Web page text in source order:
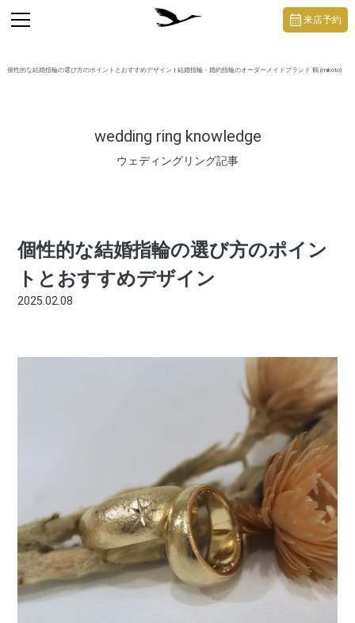
個性的な結婚指輪の選び方のポイントとおすすめデザイン | 結婚指輪・婚約指輪のオーダーメイドブランド 鶴 (mikoto)
wedding ring knowledge
ウェディングリング記事
toggle
navigation
来店予約
個性的な結婚指輪の選び方のポイン
トとおすすめデザイン
2025.02.08